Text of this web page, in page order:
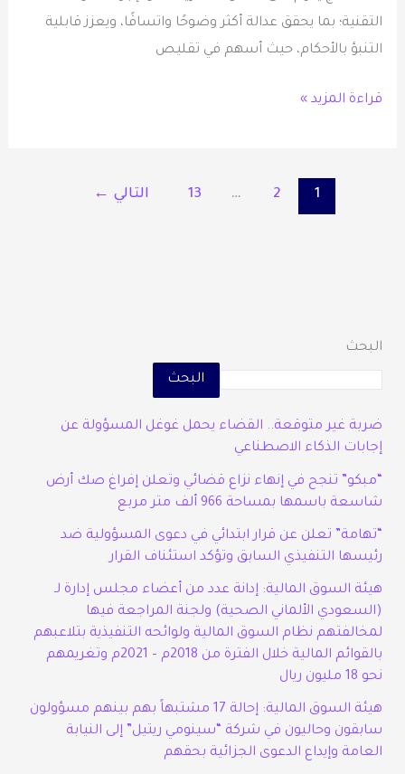
التقنية؛ بما يحقق عدالة أكثر وضوحًا واتساقًا، ويعزز قابلية
التنبؤ بالأحكام، حيث أسهم في تقليص
قراءة المزيد »
1
2
…
13 التالي ←
البحث
البحث
ضربة غير متوقعة.. القضاء يحمل غوغل المسؤولة عن
إجابات الذكاء الاصطناعي
“مبكو” تنجح في إنهاء نزاع قضائي وتعلن إفراغ صك أرض
شاسعة باسمها بمساحة 966 ألف متر مربع
“تهامة” تعلن عن قرار ابتدائي في دعوى المسؤولية ضد
رئيسها التنفيذي السابق وتؤكد استئناف القرار
هيئة السوق المالية: إدانة عدد من أعضاء مجلس إدارة لـ
(السعودي الألماني الصحية) ولجنة المراجعة فيها
لمخالفتهم نظام السوق المالية ولوائحه التنفيذية بتلاعبهم
بالقوائم المالية خلال الفترة من 2018م – 2021م وتغريمهم
نحو 18 مليون ريال
هيئة السوق المالية: إحالة 17 مشتبهاً بهم بينهم مسؤولون
سابقون وحاليون في شركة “سينومي ريتيل” إلى النيابة
العامة وإيداع الدعوى الجزائية بحقهم